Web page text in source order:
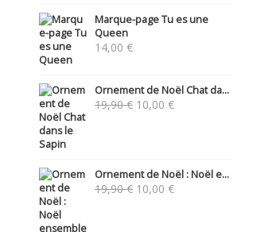
Marque-page Tu es une
Queen
14,00 €
Ornement de Noël Chat da...
19,90€ Le
10,00 €Le
Ornement de Noël : Noël e...
19,90€ Le
10,00 €Le